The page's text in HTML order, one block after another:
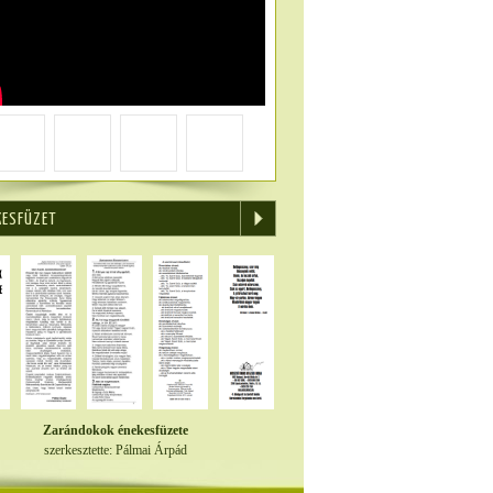
Zarándokok énekesfüzete
szerkesztette: Pálmai Árpád